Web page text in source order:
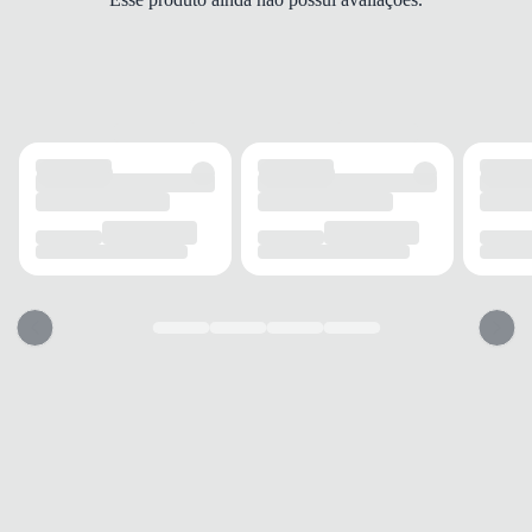
ACABAMENTO
Alta
Respirabilidade
Média
Localizado
INFORMAÇÃO ADICIONAL